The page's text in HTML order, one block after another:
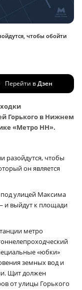
чтобы обойти
Перейти вДзен
Горького в Нижнем
«Метро НН».
разойдутся, чтобы
он является
под улицей Максима
и выйдут к площади
метро
«юбки»
земных вод и
Щит должен
от улицы Горького